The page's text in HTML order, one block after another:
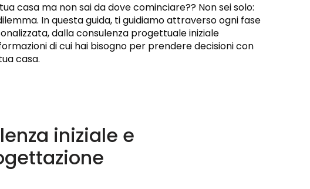
casa ma non sai da dove cominciare?? Non sei solo:
In questa guida, ti guidiamo attraverso ogni fase
dalla consulenza progettuale iniziale
di cui hai bisogno per prendere decisioni con
casa.
iniziale e